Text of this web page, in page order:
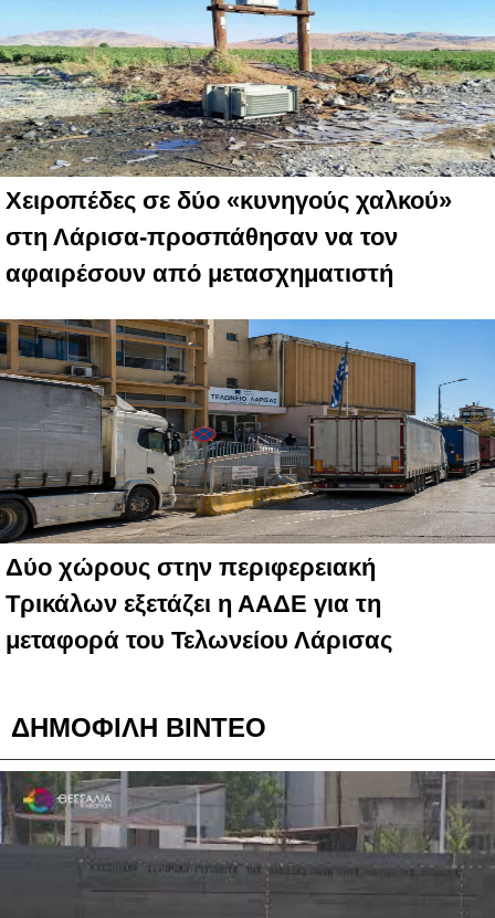
Χειροπέδες σε δύο «κυνηγούς χαλκού»
στη Λάρισα-προσπάθησαν να τον
αφαιρέσουν από μετασχηματιστή
Δύο χώρους στην περιφερειακή
Τρικάλων εξετάζει η ΑΑΔΕ για τη
μεταφορά του Τελωνείου Λάρισας
ΔΗΜΟΦΙΛΗ ΒΙΝΤΕΟ